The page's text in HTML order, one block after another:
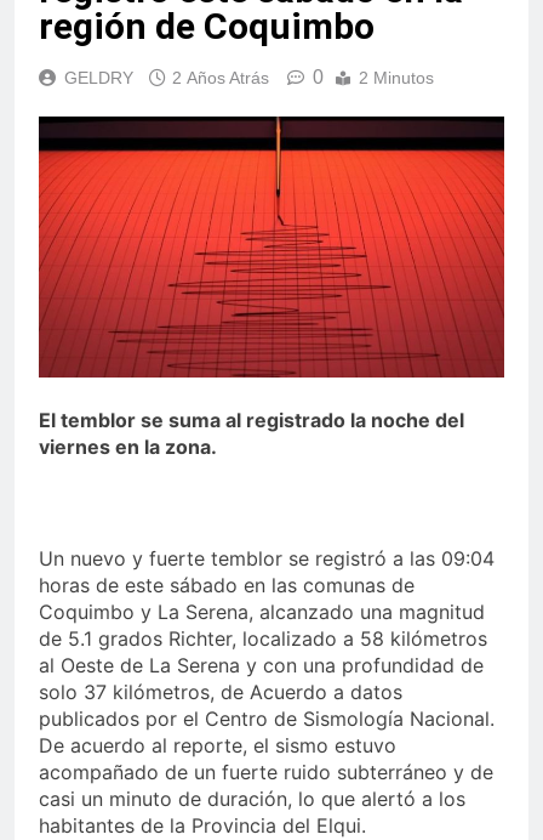
región de Coquimbo
GELDRY 2 Años Atrás 0 2 Minutos
El temblor se suma al registrado la noche del
viernes en la zona.
Un nuevo y fuerte temblor se registró a las 09:04
horas de este sábado en las comunas de
Coquimbo y La Serena, alcanzado una magnitud
de 5.1 grados Richter, localizado a 58 kilómetros
al Oeste de La Serena y con una profundidad de
solo 37 kilómetros, de Acuerdo a datos
publicados por el Centro de Sismología Nacional.
De acuerdo al reporte, el sismo estuvo
acompañado de un fuerte ruido subterráneo y de
casi un minuto de duración, lo que alertó a los
habitantes de la Provincia del Elqui.